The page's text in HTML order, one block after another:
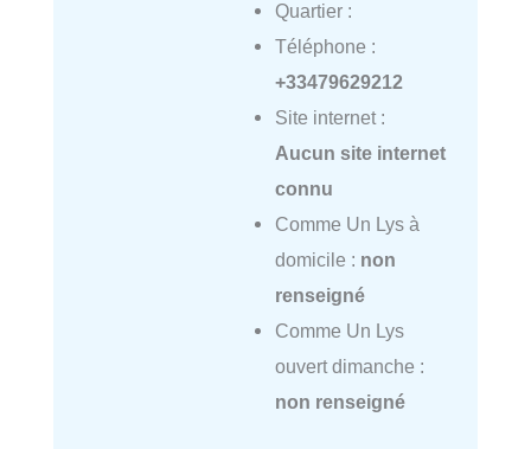
Quartier :
Téléphone :
+33479629212
Site internet :
Aucun site internet
connu
Comme Un Lys à
domicile : non
renseigné
Comme Un Lys
ouvert dimanche :
non renseigné